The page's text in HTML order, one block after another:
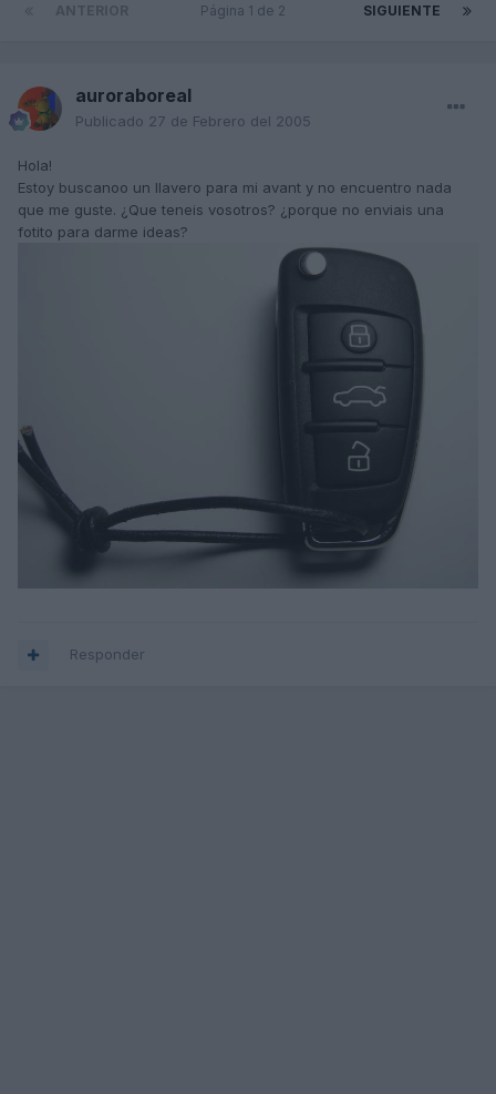
SIGUIENTE
Página 1 de 2
auroraboreal
Publicado 27 de Febrero del 2005
Hola!
Estoy buscanoo un llavero para mi avant y no encuentro nada
que me guste. ¿Que teneis vosotros? ¿porque no enviais una
fotito para darme ideas?
Responder